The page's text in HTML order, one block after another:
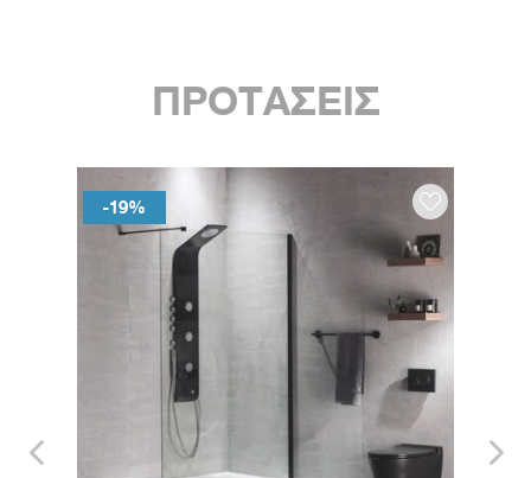
ΠΡΟΤΑΣΕΙΣ
-19%